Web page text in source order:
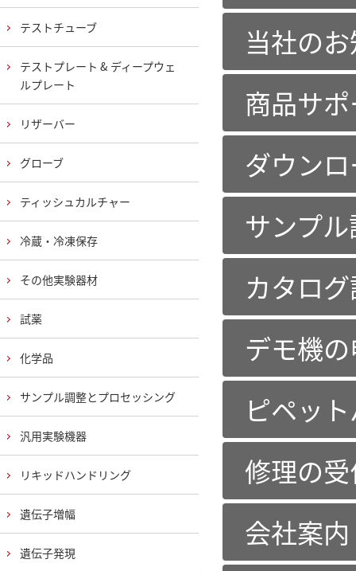
当社の
商品サ
ダウン
サンプ
カタロ
デモ機
ピペッ
修理の
会社案内
テストチューブ
テストプレート & ディープウェ
ルプレート
リザーバー
グローブ
ティッシュカルチャー
冷蔵・冷凍保存
その他実験器材
試薬
化学品
サンプル調整とプロセッシング
汎用実験機器
リキッドハンドリング
遺伝子増幅
遺伝子発現